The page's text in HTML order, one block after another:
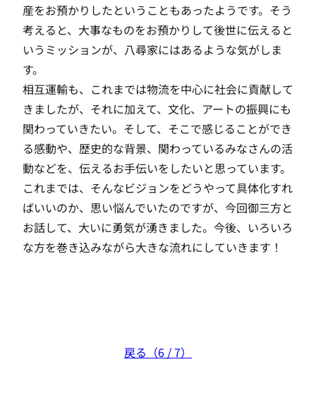
産をお預かりしたということもあったようです。そう
考えると、大事なものをお預かりして後世に伝えると
いうミッションが、八尋家にはあるような気がしま
す。
相互運輸も、これまでは物流を中心に社会に貢献して
きましたが、それに加えて、文化、アートの振興にも
関わっていきたい。そして、そこで感じることができ
る感動や、歴史的な背景、関わっているみなさんの活
動などを、伝えるお手伝いをしたいと思っています。
これまでは、そんなビジョンをどうやって具体化すれ
ばいいのか、思い悩んでいたのですが、今回御三方と
お話して、大いに勇気が湧きました。今後、いろいろ
な方を巻き込みながら大きな流れにしていきます！
戻る（6 / 7）